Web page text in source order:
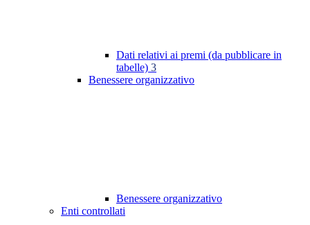
Dati relativi ai premi (da pubblicare in
tabelle) 3
Benessere organizzativo
Benessere organizzativo
Enti controllati